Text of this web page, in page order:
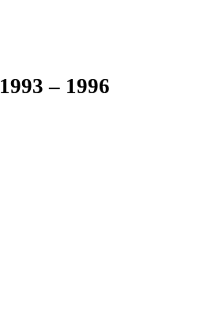
1993 – 1996